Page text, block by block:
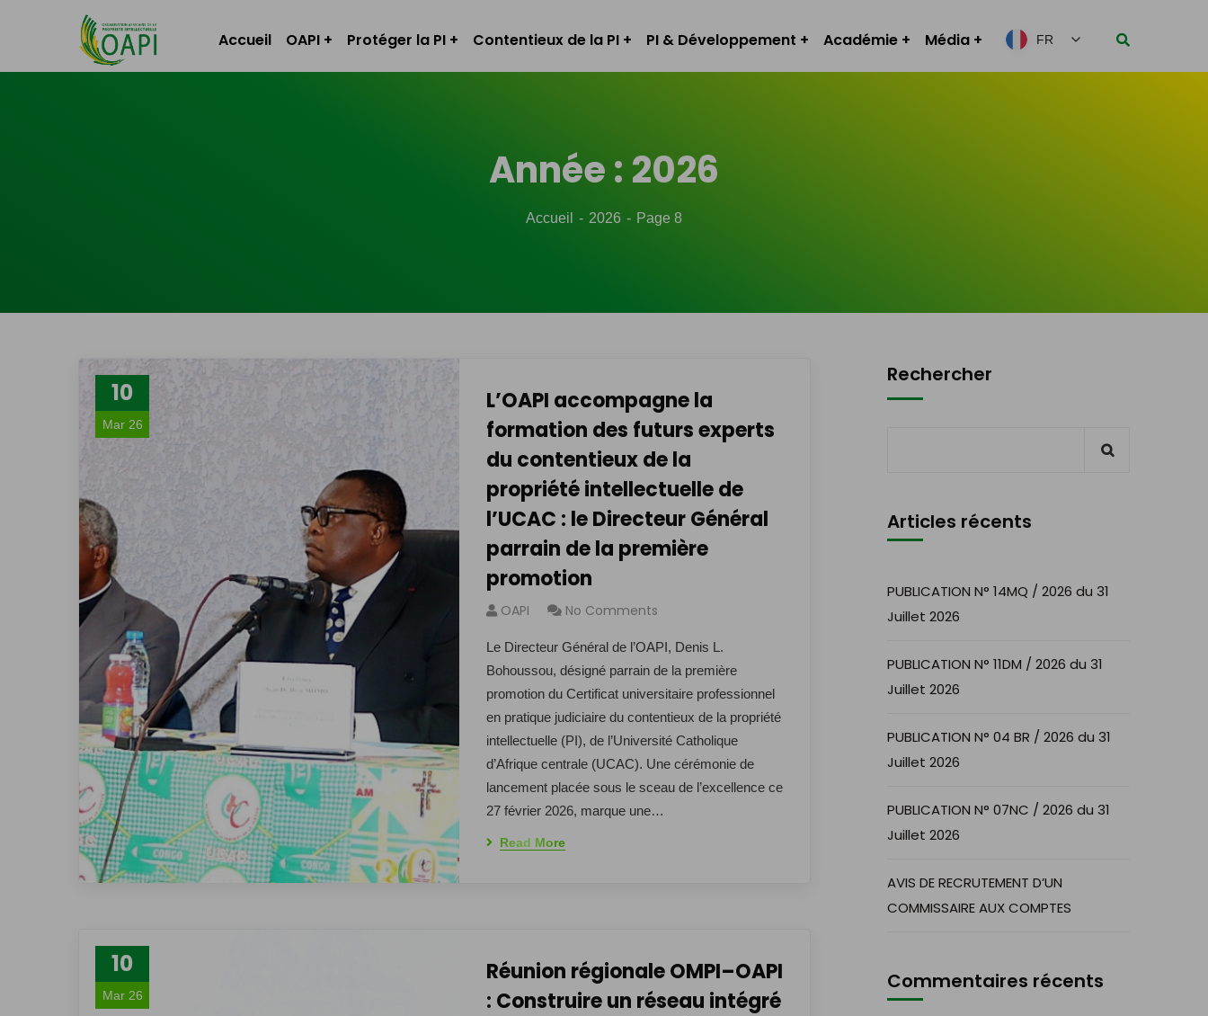
Accueil OAPI Protéger la PI Contentieux de la PI PI & Développement Académie Média FR
Année : 2026
Accueil 2026 Page 8
10
Mar 26
L’OAPI accompagne la
formation des futurs experts
du contentieux de la
propriété intellectuelle de
l’UCAC : le Directeur Général
parrain de la première
promotion
OAPI No Comments
Le Directeur Général de l’OAPI, Denis L.
Bohoussou, désigné parrain de la première
promotion du Certificat universitaire professionnel
en pratique judiciaire du contentieux de la propriété
intellectuelle (PI), de l’Université Catholique
d’Afrique centrale (UCAC). Une cérémonie de
lancement placée sous le sceau de l’excellence ce
27 février 2026, marque une…
Read More
10
Mar 26
Réunion régionale OMPI–OAPI
: Construire un réseau intégré
Rechercher
Articles récents
PUBLICATION N° 14MQ / 2026 du 31
Juillet 2026
PUBLICATION N° 11DM / 2026 du 31
Juillet 2026
PUBLICATION N° 04 BR / 2026 du 31
Juillet 2026
PUBLICATION N° 07NC / 2026 du 31
Juillet 2026
AVIS DE RECRUTEMENT D’UN
COMMISSAIRE AUX COMPTES
Commentaires récents